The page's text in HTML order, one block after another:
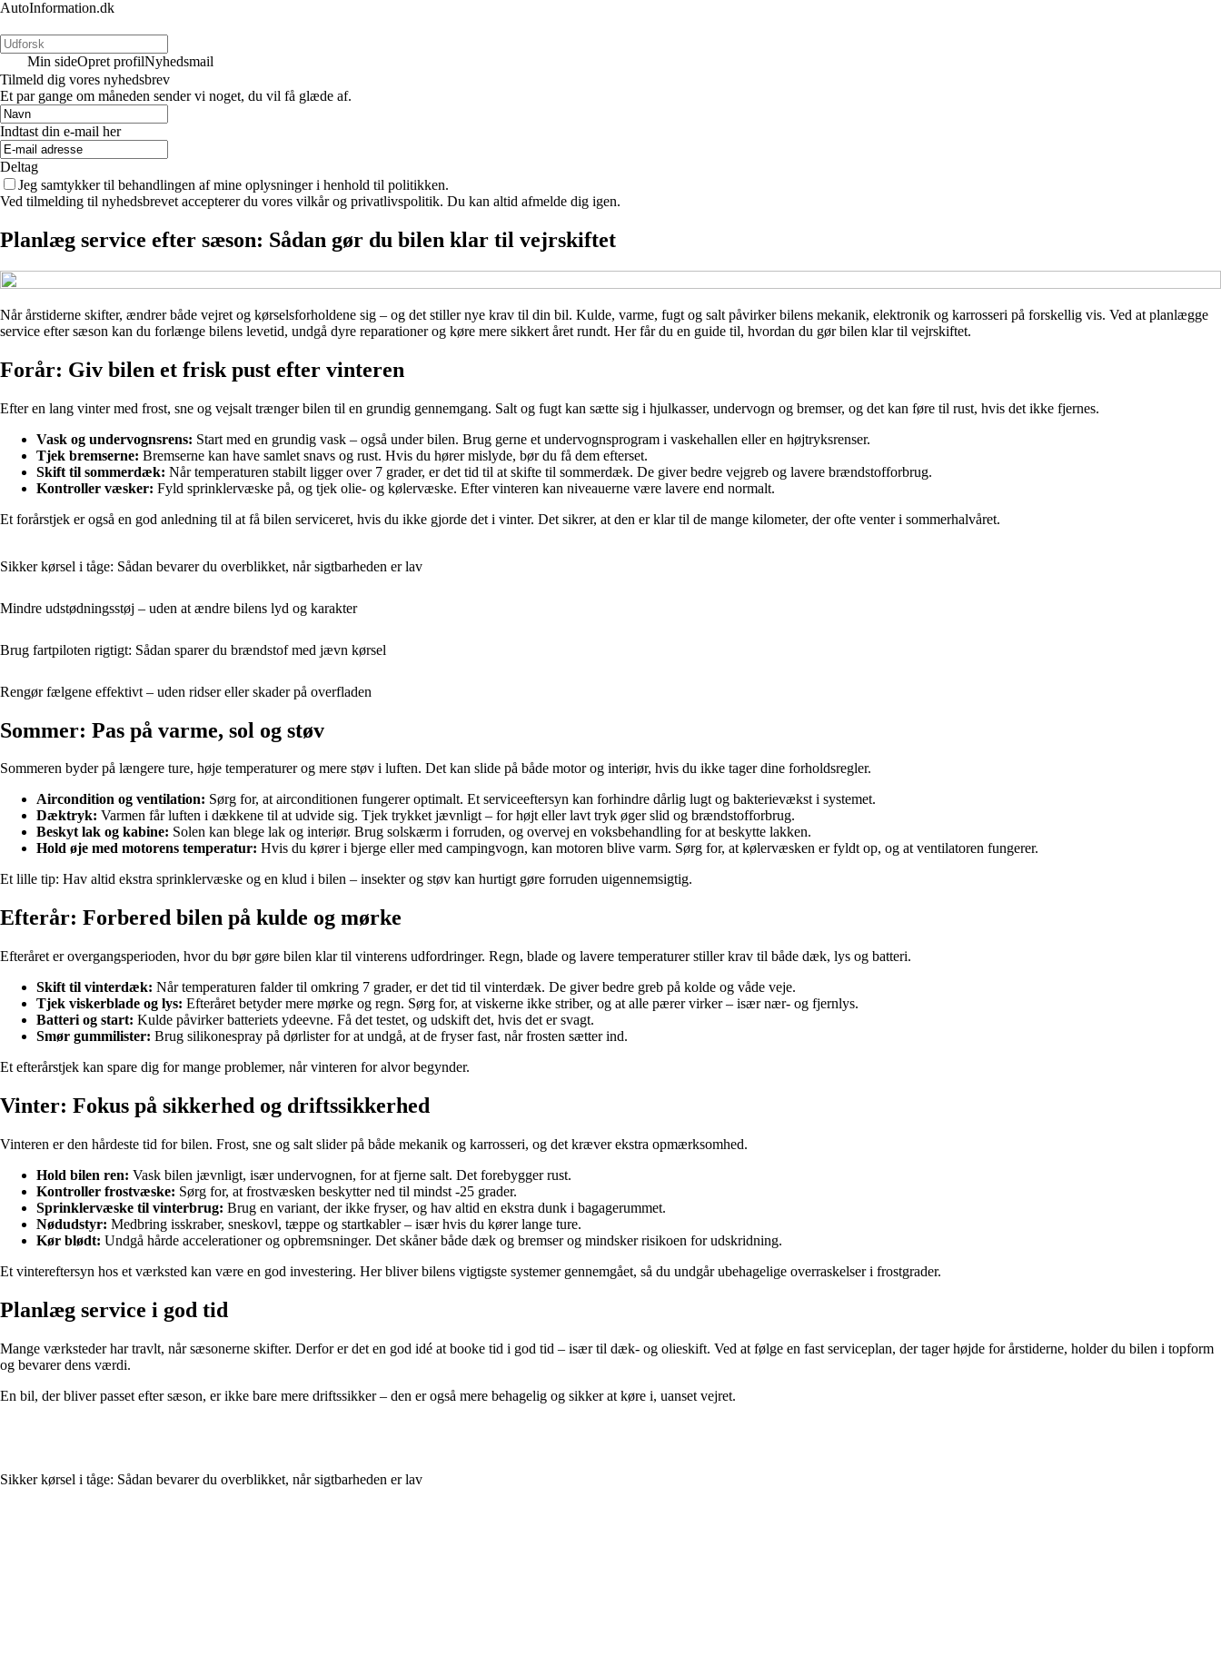
AutoInformation.dk
Min sideOpret profilNyhedsmail
Tilmeld dig vores nyhedsbrev
Et par gange om måneden sender vi noget, du vil få glæde af.
Indtast din e-mail her
Deltag
Jeg samtykker til behandlingen af mine oplysninger i henhold til politikken.
Ved tilmelding til nyhedsbrevet accepterer du vores vilkår og privatlivspolitik. Du kan altid afmelde dig igen.
Planlæg service efter sæson: Sådan gør du bilen klar til vejrskiftet
Når årstiderne skifter, ændrer både vejret og kørselsforholdene sig – og det stiller nye krav til din bil. Kulde, varme, fugt og salt påvirker bilens mekanik, elektronik og karrosseri på forskellig vis. Ved at planlægge
service efter sæson kan du forlænge bilens levetid, undgå dyre reparationer og køre mere sikkert året rundt. Her får du en guide til, hvordan du gør bilen klar til vejrskiftet.
Forår: Giv bilen et frisk pust efter vinteren
Efter en lang vinter med frost, sne og vejsalt trænger bilen til en grundig gennemgang. Salt og fugt kan sætte sig i hjulkasser, undervogn og bremser, og det kan føre til rust, hvis det ikke fjernes.
Vask og undervognsrens: Start med en grundig vask – også under bilen. Brug gerne et undervognsprogram i vaskehallen eller en højtryksrenser.
Tjek bremserne: Bremserne kan have samlet snavs og rust. Hvis du hører mislyde, bør du få dem efterset.
Skift til sommerdæk: Når temperaturen stabilt ligger over 7 grader, er det tid til at skifte til sommerdæk. De giver bedre vejgreb og lavere brændstofforbrug.
Kontroller væsker: Fyld sprinklervæske på, og tjek olie- og kølervæske. Efter vinteren kan niveauerne være lavere end normalt.
Et forårstjek er også en god anledning til at få bilen serviceret, hvis du ikke gjorde det i vinter. Det sikrer, at den er klar til de mange kilometer, der ofte venter i sommerhalvåret.
Sikker kørsel i tåge: Sådan bevarer du overblikket, når sigtbarheden er lav
Mindre udstødningsstøj – uden at ændre bilens lyd og karakter
Brug fartpiloten rigtigt: Sådan sparer du brændstof med jævn kørsel
Rengør fælgene effektivt – uden ridser eller skader på overfladen
Sommer: Pas på varme, sol og støv
Sommeren byder på længere ture, høje temperaturer og mere støv i luften. Det kan slide på både motor og interiør, hvis du ikke tager dine forholdsregler.
Aircondition og ventilation: Sørg for, at airconditionen fungerer optimalt. Et serviceeftersyn kan forhindre dårlig lugt og bakterievækst i systemet.
Dæktryk: Varmen får luften i dækkene til at udvide sig. Tjek trykket jævnligt – for højt eller lavt tryk øger slid og brændstofforbrug.
Beskyt lak og kabine: Solen kan blege lak og interiør. Brug solskærm i forruden, og overvej en voksbehandling for at beskytte lakken.
Hold øje med motorens temperatur: Hvis du kører i bjerge eller med campingvogn, kan motoren blive varm. Sørg for, at kølervæsken er fyldt op, og at ventilatoren fungerer.
Et lille tip: Hav altid ekstra sprinklervæske og en klud i bilen – insekter og støv kan hurtigt gøre forruden uigennemsigtig.
Efterår: Forbered bilen på kulde og mørke
Efteråret er overgangsperioden, hvor du bør gøre bilen klar til vinterens udfordringer. Regn, blade og lavere temperaturer stiller krav til både dæk, lys og batteri.
Skift til vinterdæk: Når temperaturen falder til omkring 7 grader, er det tid til vinterdæk. De giver bedre greb på kolde og våde veje.
Tjek viskerblade og lys: Efteråret betyder mere mørke og regn. Sørg for, at viskerne ikke striber, og at alle pærer virker – især nær- og fjernlys.
Batteri og start: Kulde påvirker batteriets ydeevne. Få det testet, og udskift det, hvis det er svagt.
Smør gummilister: Brug silikonespray på dørlister for at undgå, at de fryser fast, når frosten sætter ind.
Et efterårstjek kan spare dig for mange problemer, når vinteren for alvor begynder.
Vinter: Fokus på sikkerhed og driftssikkerhed
Vinteren er den hårdeste tid for bilen. Frost, sne og salt slider på både mekanik og karrosseri, og det kræver ekstra opmærksomhed.
Hold bilen ren: Vask bilen jævnligt, især undervognen, for at fjerne salt. Det forebygger rust.
Kontroller frostvæske: Sørg for, at frostvæsken beskytter ned til mindst -25 grader.
Sprinklervæske til vinterbrug: Brug en variant, der ikke fryser, og hav altid en ekstra dunk i bagagerummet.
Nødudstyr: Medbring isskraber, sneskovl, tæppe og startkabler – især hvis du kører lange ture.
Kør blødt: Undgå hårde accelerationer og opbremsninger. Det skåner både dæk og bremser og mindsker risikoen for udskridning.
Et vintereftersyn hos et værksted kan være en god investering. Her bliver bilens vigtigste systemer gennemgået, så du undgår ubehagelige overraskelser i frostgrader.
Planlæg service i god tid
Mange værksteder har travlt, når sæsonerne skifter. Derfor er det en god idé at booke tid i god tid – især til dæk- og olieskift. Ved at følge en fast serviceplan, der tager højde for årstiderne, holder du bilen i topform
og bevarer dens værdi.
En bil, der bliver passet efter sæson, er ikke bare mere driftssikker – den er også mere behagelig og sikker at køre i, uanset vejret.
Sikker kørsel i tåge: Sådan bevarer du overblikket, når sigtbarheden er lav